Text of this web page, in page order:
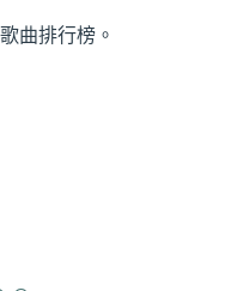
曲排行榜。